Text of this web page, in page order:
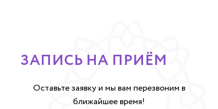
ЗАПИСЬ НА ПРИЁМ
Оставьте заявку и мы вам перезвоним в
ближайшее время!